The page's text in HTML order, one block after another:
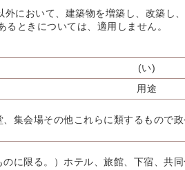
において、建築物を増築し、改築し
ときについては、適用しません。
(い)
用途
集会場その他これらに類するもので
に限る。）ホテル、旅館、下宿、共